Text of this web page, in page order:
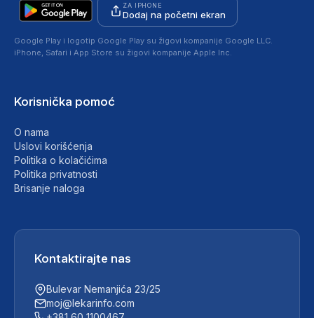
ZA IPHONE
Dodaj na početni ekran
Google Play i logotip Google Play su žigovi kompanije Google LLC.
iPhone, Safari i App Store su žigovi kompanije Apple Inc.
Korisnička pomoć
O nama
Uslovi korišćenja
Politika o kolačićima
Politika privatnosti
Brisanje naloga
Kontaktirajte nas
Bulevar Nemanjića 23/25
moj@lekarinfo.com